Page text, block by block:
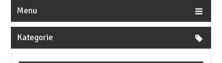
Menu
Kategorie